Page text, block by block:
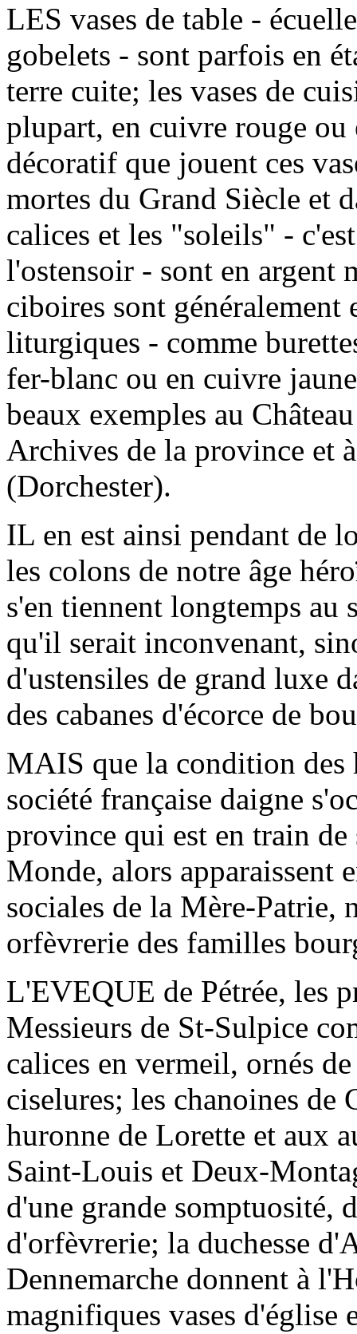
LES vases de table -
gobelets - sont parfois en
terre cuite; les vases de
plupart, en cuivre rouge
décoratif que jouent ces
mortes du Grand Siècle et
calices et les "soleils" -
l'ostensoir - sont en argent
ciboires sont généralement
liturgiques - comme
fer-blanc ou en cuivre
beaux exemples au
Archives de la province et
(Dorchester).
IL en est ainsi pendant de
les colons de notre âge
s'en tiennent longtemps au
qu'il serait inconvenant,
d'ustensiles de grand luxe
des cabanes d'écorce de
MAIS que la condition des
société française daigne
province qui est en train
Monde, alors apparaissent
sociales de la Mère-Patrie,
orfèvrerie des familles
L'EVEQUE de Pétrée, les
Messieurs de St-Sulpice
calices en vermeil, ornés
ciselures; les chanoines de
huronne de Lorette et aux
Saint-Louis et Deux-
d'une grande somptuosité,
d'orfèvrerie; la duchesse
Dennemarche donnent à
magnifiques vases d'église